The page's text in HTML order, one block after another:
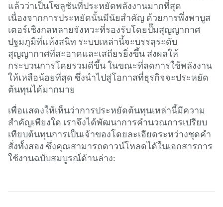
แล้วว่าเป็นโซลูชันที่ประหยัดพลังงานมากที่สุด
เนื่องจากการประหยัดนั้นมีนัยสําคัญ ด้วยการพึ่งพาบูส
เตอร์เชิงกลหลายจังหวะที่รองรับโดยปั๊มสุญญากาศ
ปฐมภูมิที่แห้งสนิท ระบบเหล่านี้จะบรรลุระดับ
สุญญากาศที่สะอาดและเสถียรยิ่งขึ้น ส่งผลให้
กระบวนการโดยรวมดีขึ้น ในขณะที่ลดการใช้พลังงาน
ให้เหลือน้อยที่สุด ซึ่งนําไปสู่โอกาสที่ธุรกิจจะประหยัด
ต้นทุนได้มากมาย
เพื่อแสดงให้เห็นว่าการประหยัดต้นทุนเหล่านี้มีความ
สําคัญเพียงใด เราจึงได้พัฒนาการคํานวณการเปรียบ
เทียบต้นทุนการเป็นเจ้าของโดยละเอียดระหว่างชุดคํา
สั่งทั้งสอง ซึ่งคุณสามารถดาวน์โหลดได้ในเอกสารการ
ใช้งานฉบับสมบูรณ์ด้านล่าง: